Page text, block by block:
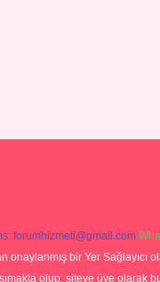
forumhizmeti@gmail.com
bir Yer
olup, siteye üye